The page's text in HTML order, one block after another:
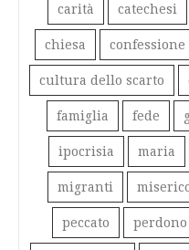
carità catechesi
chiesa confessione
cultura dello scarto
famiglia fede
ipocrisia maria
migranti
peccato perdono